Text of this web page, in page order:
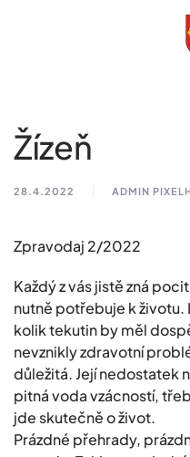
Žízeň
28.4.2022 ADMIN
Zpravodaj 2/2022
Každý z vás jistě zná
nutně potřebuje k
kolik tekutin by měl
nevznikly zdravotní
důležitá. Její nedostatek
pitná voda vzácností,
jde skutečně o život.
Prázdné přehrady,